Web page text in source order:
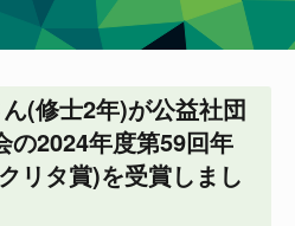
(修士2年)が公益社団
の2024年度第59回年
リタ賞)を受賞しまし